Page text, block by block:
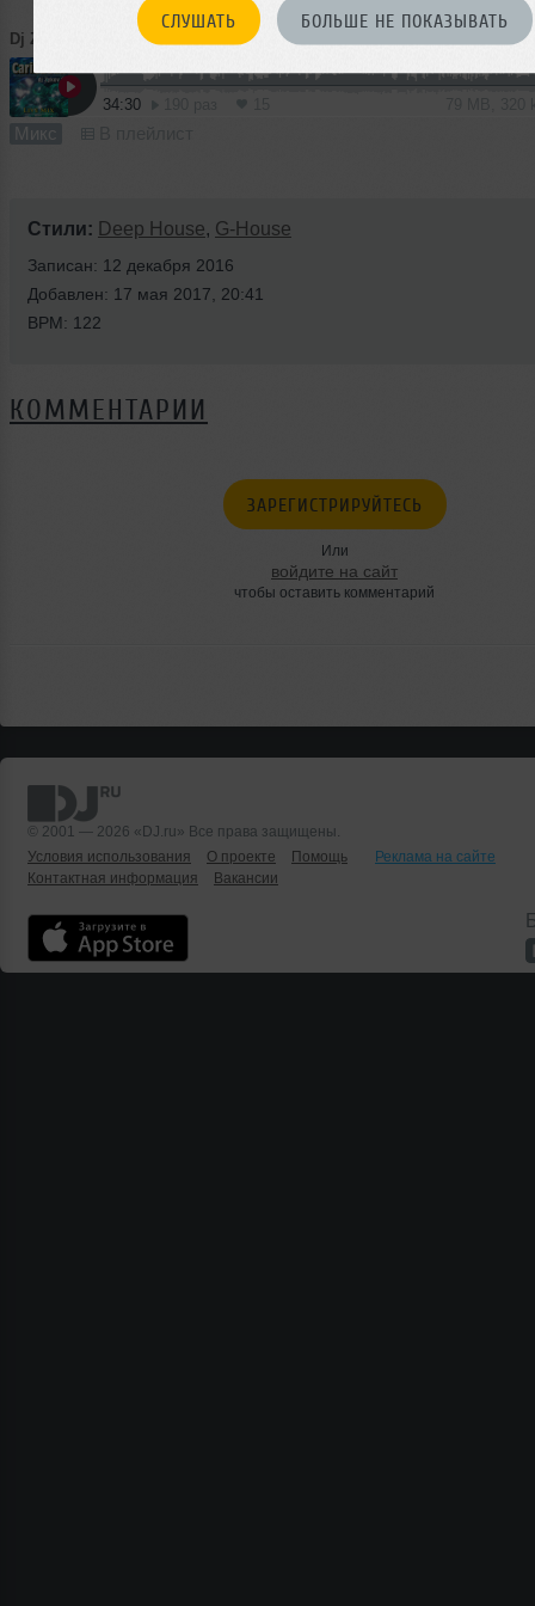
СЛУШАТЬ БОЛЬШЕ НЕ ПОКАЗЫВАТЬ
Dj Zykov S. Caribbean
34:30
Микс
Стили: Deep House, G-House
Записан: 12 декабря 2016
Добавлен: 17 мая 2017, 20:41
BPM: 122
КОММЕНТАРИИ
ЗАРЕГИСТРИРУЙТЕСЬ
Или
войдите на сайт
чтобы оставить комментарий
© 2001 — 2026 «DJ.ru» Все права защищены.
Условия использования
О проекте Помощь
Реклама на сайте
Контактная информация
Вакансии